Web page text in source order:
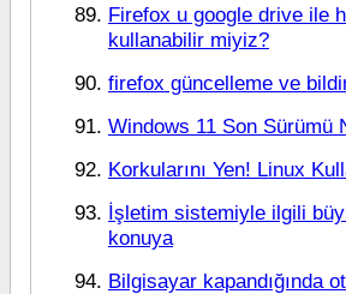
Firefox u google drive ile
kullanabilir miyiz?
firefox güncelleme ve
Windows 11 Son Sürümü
Korkularını Yen! Linux
İşletim sistemiyle ilgili
konuya
Bilgisayar kapandığında